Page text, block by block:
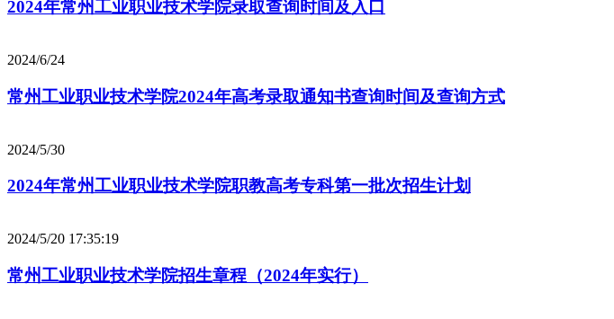
2024年常州工业职业技术学院录取查询时间及入口
2024/6/24
常州工业职业技术学院2024年高考录取通知书查询时间及查询方式
2024/5/30
2024年常州工业职业技术学院职教高考专科第一批次招生计划
2024/5/20 17:35:19
常州工业职业技术学院招生章程（2024年实行）